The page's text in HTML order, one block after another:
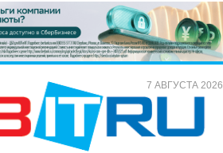
7 АВГУСТА 2026